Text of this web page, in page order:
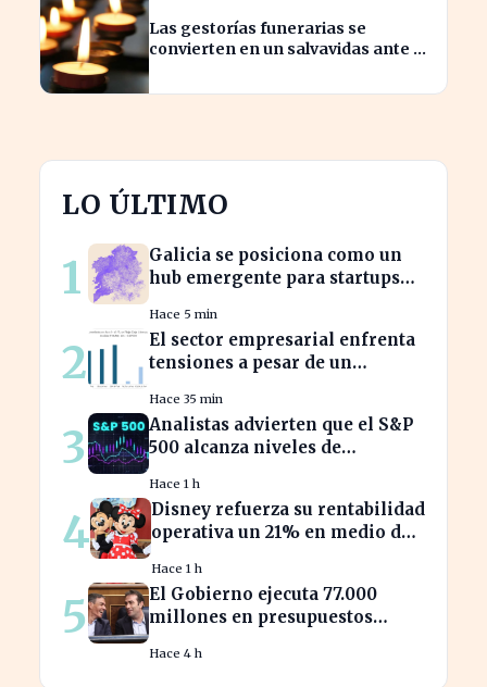
Las gestorías funerarias se
convierten en un salvavidas ante el
tras un fallecimiento.
LO ÚLTIMO
1
Galicia se posiciona como un
hub emergente para startups
Hace 5 min
2
El sector empresarial enfrenta
tensiones a pesar de un
semestre
Hace 35 min
3
Analistas advierten que el S&P
500 alcanza niveles de
Hace 1 h
4
Disney refuerza su rentabilidad
operativa un 21% en medio de
Hace 1 h
5
El Gobierno ejecuta 77.000
millones en presupuestos
año 2025
Hace 4 h